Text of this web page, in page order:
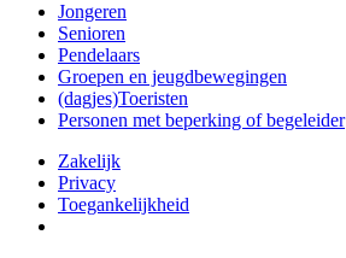
Jongeren
Senioren
Pendelaars
Groepen en jeugdbewegingen
(dagjes)Toeristen
Personen met beperking of begeleider
Zakelijk
Privacy
Toegankelijkheid